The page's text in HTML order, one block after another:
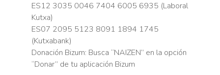
ES12 3035 0046 7404 6005 6935 (Laboral
Kutxa)
ES07 2095 5123 8091 1894 1745
(Kutxabank)
Donación Bizum: Busca “NAIZEN” en la opción
“Donar” de tu aplicación Bizum